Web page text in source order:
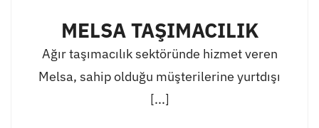
MELSA TAŞIMACILIK
Ağır taşımacılık sektöründe hizmet veren
Melsa, sahip olduğu müşterilerine yurtdışı
[...]